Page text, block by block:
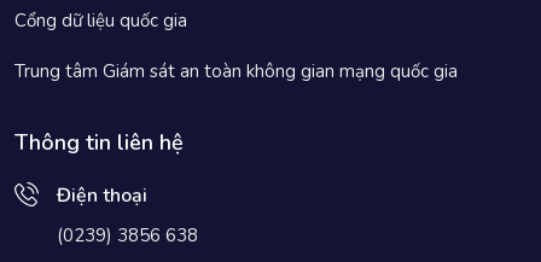
Cổng dữ liệu quốc gia
Trung tâm Giám sát an toàn không gian mạng quốc gia
Thông tin liên hệ
Điện thoại
(0239) 3856 638